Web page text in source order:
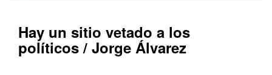
Hay un sitio vetado a los
políticos / Jorge Álvarez